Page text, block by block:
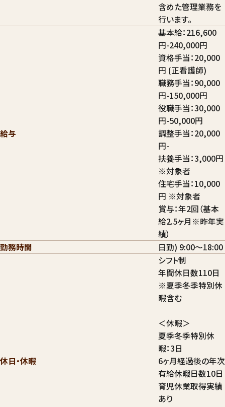
含めた管理業務を
行います。
給与
基本給：216,600
円-240,000円
資格手当：20,000
円 (正看護師)
職務手当：90,000
円-150,000円
役職手当：30,000
円-50,000円
調整手当：20,000
円-
扶養手当：3,000円
※対象者
住宅手当：10,000
円 ※対象者
賞与：年2回（基本
給2.5ヶ月※昨年実
績）
勤務時間
日勤) 9:00～18:00
休日・休暇
シフト制
年間休日数110日
※夏季冬季特別休
暇含む
＜休暇＞
夏季冬季特別休
暇：3日
6ヶ月経過後の年次
有給休暇日数10日
育児休業取得実績
あり